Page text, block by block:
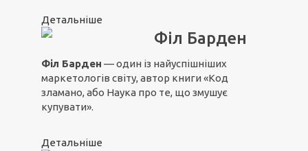
Детальніше
Філ Барден
Філ Барден — один із найуспішніших
маркетологів світу, автор книги «Код
зламано, або Наука про те, що змушує
купувати».
Детальніше